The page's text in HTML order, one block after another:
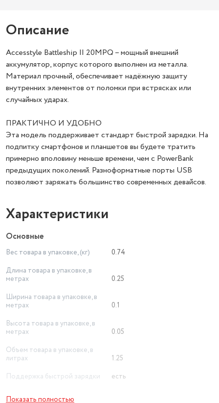
Описание
Accesstyle Battleship II 20MPQ – мощный внешний
аккумулятор, корпус которого выполнен из металла.
Материал прочный, обеспечивает надёжную защиту
внутренних элементов от поломки при встрясках или
случайных ударах.
ПРАКТИЧНО И УДОБНО
Эта модель поддерживает стандарт быстрой зарядки. На
подпитку смартфонов и планшетов вы будете тратить
примерно вполовину меньше времени, чем с PowerBank
предыдущих поколений. Разноформатные порты USB
позволяют заряжать большинство современных девайсов.
Характеристики
Основные
Вес товара в упаковке, (кг)
0.74
Длина товара в упаковке, в
метрах
0.25
Ширина товара в упаковке, в
метрах
0.1
Высота товара в упаковке, в
метрах
0.05
Объем товара в упаковке, в
литрах
1.25
Поддержка быстрой зарядки
есть
Выходные разъемы
Показать полностью